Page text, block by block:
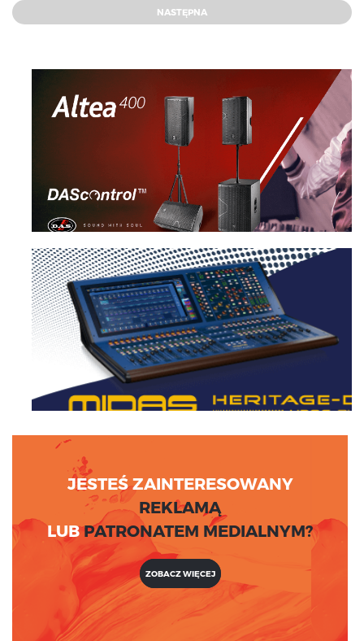
NASTĘPNA
JESTEŚ ZAINTERESOWANY
REKLAMĄ
LUBPATRONATEM MEDIALNYM?
ZOBACZ WIĘCEJ